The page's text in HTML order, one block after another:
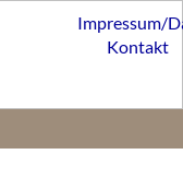
Impressum/
Kontakt